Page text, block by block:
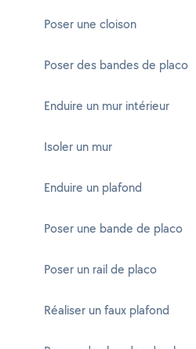
Poser une cloison
Poser des bandes de placo
Enduire un mur intérieur
Isoler un mur
Enduire un plafond
Poser une bande de placo
Poser un rail de placo
Réaliser un faux plafond